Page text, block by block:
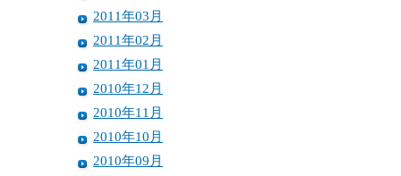
2011年03月
2011年02月
2011年01月
2010年12月
2010年11月
2010年10月
2010年09月